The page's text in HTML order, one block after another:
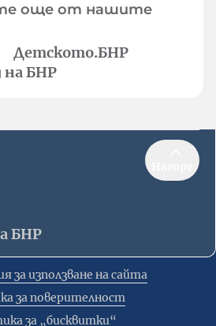
още от нашите
Детското.БНР
на БНР
БНР
за използване на сайта
за поверителност
за „бисквитки“